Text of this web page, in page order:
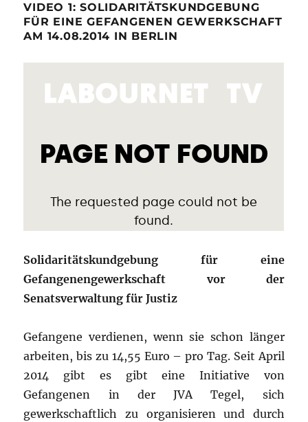
VIDEO 1: SOLIDARITÄTSKUNDGEBUNG
FÜR EINE GEFANGENEN GEWERKSCHAFT
AM 14.08.2014 IN BERLIN
Solidaritätskundgebung für eine
Gefangenengewerkschaft vor der
Senatsverwaltung für Justiz
Gefangene verdienen, wenn sie schon länger
arbeiten, bis zu 14,55 Euro – pro Tag. Seit April
2014 gibt es gibt eine Initiative von
Gefangenen in der JVA Tegel, sich
gewerkschaftlich zu organisieren und durch